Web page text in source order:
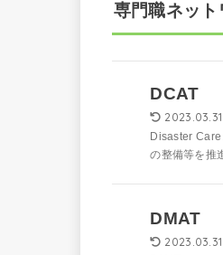
専門職ネット
DCAT
2023.03.31
Disaster Care
の整備等を推
DMAT
2023.03.31